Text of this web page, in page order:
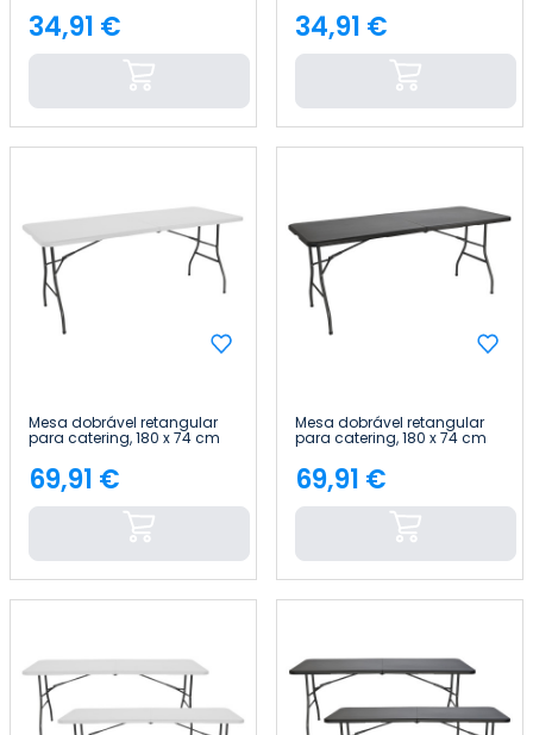
Preço
34,91 € Preço
34,91 €
Mesa dobrável retangular
para catering, 180 x 74 cm
Thinia Home
Preço
69,91 €
Mesa dobrável retangular
para catering, 180 x 74 cm
Thinia Home
Preço
69,91 €